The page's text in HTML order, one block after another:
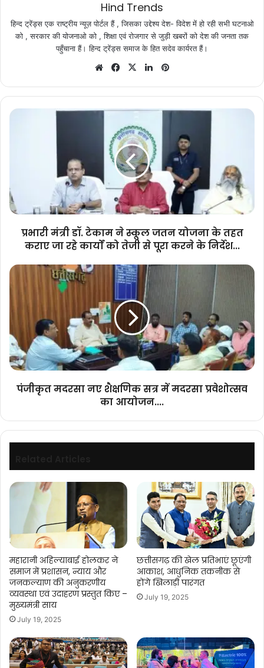
Hind Trends
हिन्द ट्रेंड्स एक राष्ट्रीय न्यूज़ पोर्टल हैं , जिसका उद्देश्य देश- विदेश में हो रही सभी घटनाओ
को , सरकार की योजनाओ को , शिक्षा एवं रोजगार से जुड़ी खबरों को देश की जनता तक
पहुँचाना हैं। हिन्द ट्रेंड्स समाज के हित सदेव कार्यरत हैं।
WebsiteFacebook
X LinkedIn
प्रभारी
जतन
योजना
के
कराए
कार्यों
को
करने
के
निर्देश...
प्रभारी मंत्री डॉ. टेकाम ने स्कूल जतन योजना के तहत
कराए जा रहे कार्यों को तेजी से पूरा करने के निर्देश...
पंजीकृत
में
मदरसा
प्रवेशोत्सव
का
आयोजन....
पंजीकृत मदरसा नए शैक्षणिक सत्र में मदरसा प्रवेशोत्सव
का आयोजन....
महारानी अहिल्याबाई होलकर ने
समाज में प्रशासन, न्याय और
जनकल्याण की अनुकरणीय
व्यवस्था एवं उदाहरण प्रस्तुत किए –
मुख्यमंत्री साय
July 19, 2025
छत्तीसगढ़ की खेल प्रतिभाएं छूएंगी
आकाश, आधुनिक तकनीक से
होंगे खिलाड़ी पारंगत
July 19, 2025